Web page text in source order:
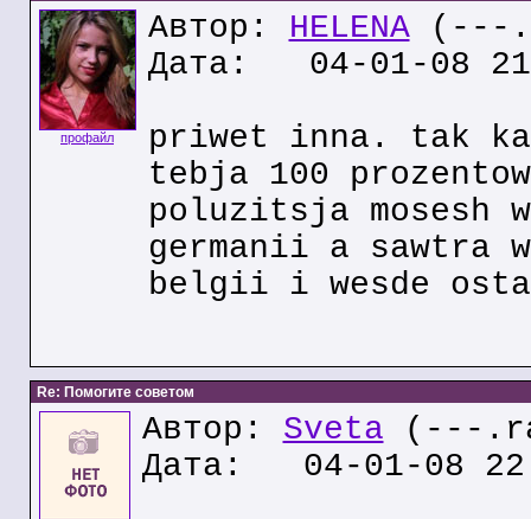
профайл
Автор: HELENA(---
Дата: 04-01-08
priwet inna. tak
tebja 100
poluzitsja mosesh
germanii a sawtra
belgii i wesde
Re: Помогите советом
Автор: Sveta (---
Дата: 04-01-08